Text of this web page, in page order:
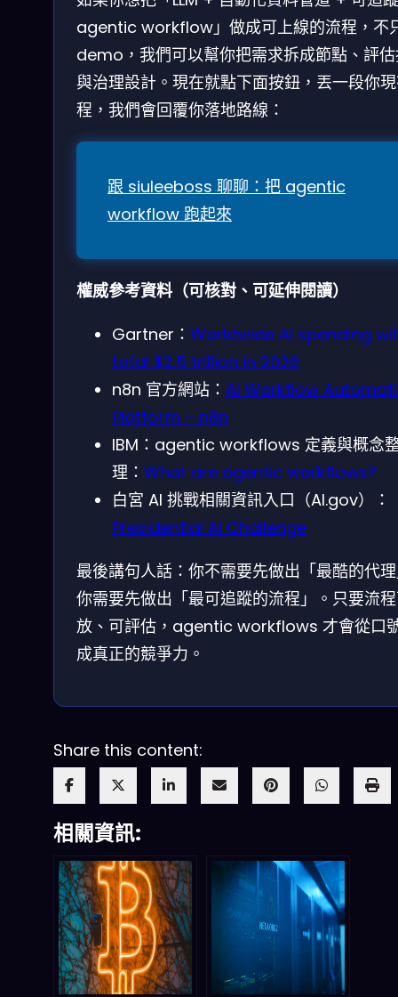
agentic workflow」做成可上線的流程，不
demo，我們可以幫你把需求拆成節點、評
與治理設計。現在就點下面按鈕，丟一段你
程，我們會回覆你落地路線：
跟 siuleeboss 聊聊：把 agentic
workflow 跑起來
權威參考資料（可核對、可延伸閱讀）
Gartner： Worldwide AI spending
total $2.5 trillion in 2026
n8n 官方網站： AI Workflow
Platform – n8n
IBM：agentic workflows 定義與概念
理： What are agentic workflows?
白宮 AI 挑戰相關資訊入口（AI.gov）：
Presidential AI Challenge
最後講句人話：你不需要先做出「最酷的代
你需要先做出「最可追蹤的流程」。只要流
放、可評估，agentic workflows 才會從口
成真正的競爭力。
Share this content:
相關資訊: